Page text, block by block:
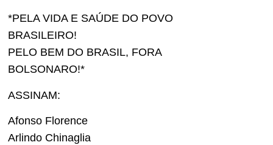
*PELA VIDA E SAÚDE DO POVO
BRASILEIRO!
PELO BEM DO BRASIL, FORA
BOLSONARO!*
ASSINAM:
Afonso Florence
Arlindo Chinaglia